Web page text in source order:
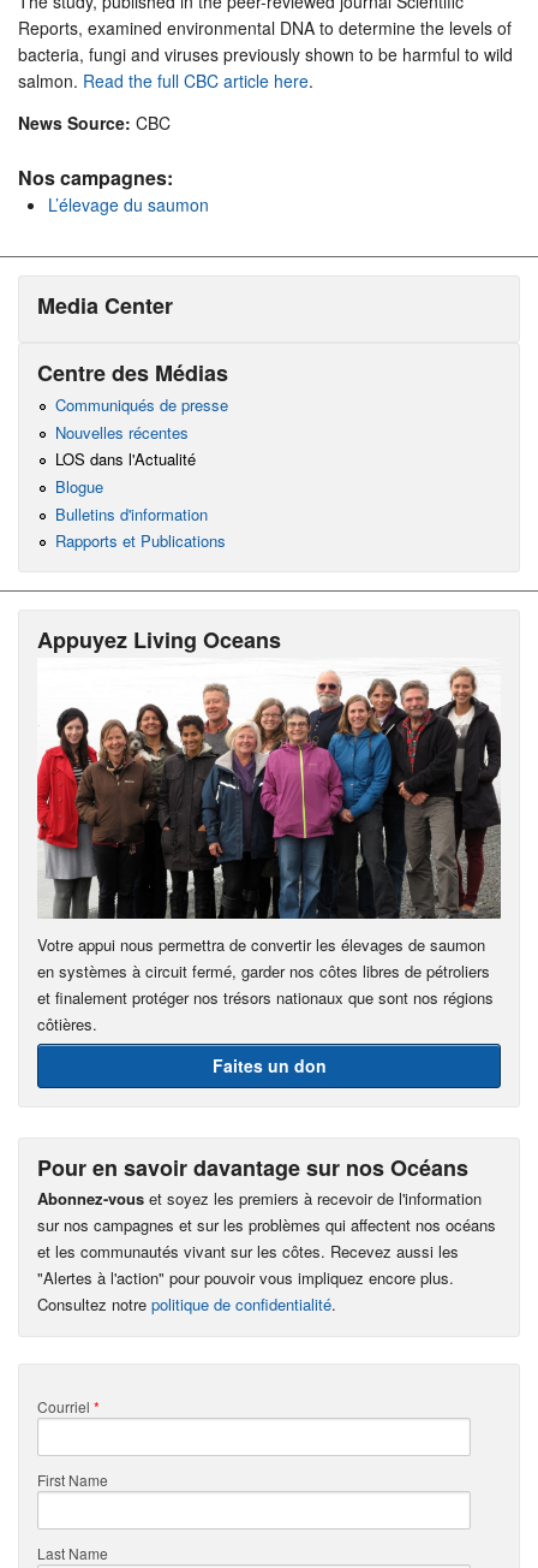
Reports, examined environmental DNA to determine the levels of
bacteria, fungi and viruses previously shown to be harmful to wild
salmon. Read the full CBC article here.
News Source: CBC
Nos campagnes:
L’élevage du saumon
Media Center
Centre des Médias
Communiqués de presse
Nouvelles récentes
LOS dans l'Actualité
Blogue
Bulletins d'information
Rapports et Publications
Appuyez Living Oceans
Votre appui nous permettra de convertir les élevages de saumon
en systèmes à circuit fermé, garder nos côtes libres de pétroliers
et finalement protéger nos trésors nationaux que sont nos régions
côtières.
Faites un don
Pour en savoir davantage sur nos Océans
Abonnez-vous et soyez les premiers à recevoir de l'information
sur nos campagnes et sur les problèmes qui affectent nos océans
et les communautés vivant sur les côtes. Recevez aussi les
"Alertes à l'action" pour pouvoir vous impliquez encore plus.
Consultez notre politique de confidentialité.
Courriel *
First Name
Last Name